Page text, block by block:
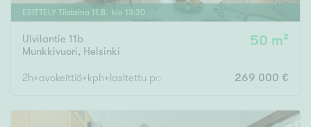
ESITTELY Tiistaina 11 .8. klo 13:30
Ulvilantie 11b
Munkkivuori, Helsinki
50 m²
2h+avokeittiö+kph+lasitettu parveke 269 000 €